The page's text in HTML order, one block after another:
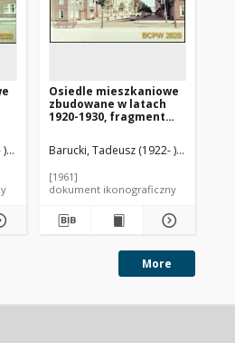
). Fotograf
Osiedle mieszkaniowe
zbudowane w latach
1920-1930, fragment
Niderlandy
Barucki, Tadeusz (1922- ). Fotograf
[1961]
dokument ikonograficzny
More